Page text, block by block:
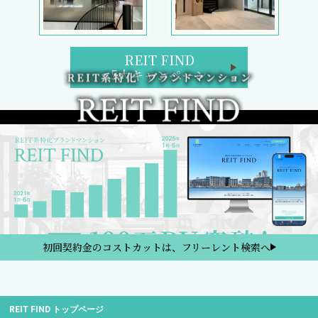
REIT FIND
5大キャンペーン
初回契約金のコストカットは、フリーレント検索へ
REIT FIND トップページ